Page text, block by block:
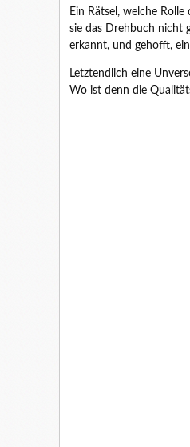
Ein Rätsel, welche
sie das Drehbuch nicht
erkannt, und gehofft,
Letztendlich eine
Wo ist denn die